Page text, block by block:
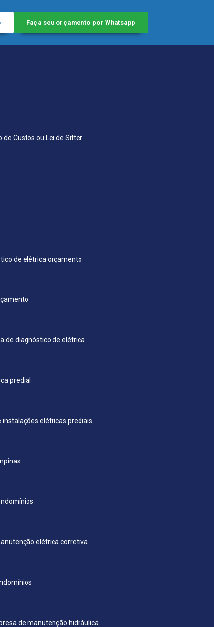
Faça seu orçamento por Whatsapp
de Custos ou Lei de Sitter
de elétrica orçamento
de diagnóstico de elétrica
predial
instalações elétricas prediais
elétrica corretiva
de manutenção hidráulica